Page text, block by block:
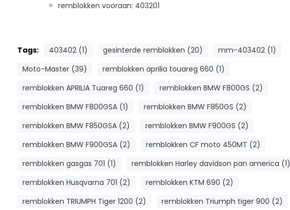
remblokken vooraan: 403201
Tags: 403402 (1) gesinterde remblokken (20)
mm-403402 (1)
Moto-Master (39)
remblokken aprilia touareg 660 (1)
remblokken APRILIA Tuareg 660 (1)
remblokken BMW F800GS (2)
remblokken BMW F800GSA (1)
remblokken BMW F850GS (2)
remblokken BMW F850GSA (2)
remblokken BMW F900GS (2)
remblokken BMW F900GSA (2)
remblokken CF moto 450MT (2)
remblokken gasgas 701 (1)
remblokken Harley davidson pan america (1)
remblokken Husqvarna 701 (2)
remblokken KTM 690 (2)
remblokken TRIUMPH Tiger 1200 (2)
remblokken Triumph tiger 900 (2)